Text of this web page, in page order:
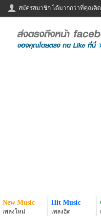
สมัครสมาชิก ได้มากกว่าที่คุณคิด
ฟังวิทยุออ
Email
New Music
เพลงใหม่
Hit Music
เพลงฮิต